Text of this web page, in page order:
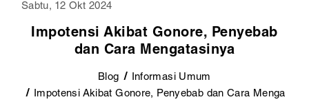
Sabtu, 12 Okt 2024
Impotensi Akibat Gonore, Penyebab
dan Cara Mengatasinya
Blog
Informasi Umum
Impotensi Akibat Gonore, Penyebab dan Cara Menga